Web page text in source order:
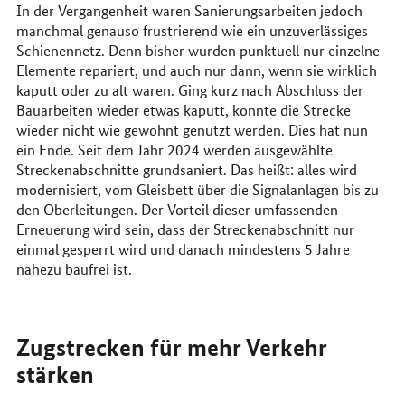
In der Vergangenheit waren Sanierungsarbeiten jedoch
manchmal genauso frustrierend wie ein unzuverlässiges
Schienennetz. Denn bisher wurden punktuell nur einzelne
Elemente repariert, und auch nur dann, wenn sie wirklich
kaputt oder zu alt waren. Ging kurz nach Abschluss der
Bauarbeiten wieder etwas kaputt, konnte die Strecke
wieder nicht wie gewohnt genutzt werden. Dies hat nun
ein Ende. Seit dem Jahr 2024 werden ausgewählte
Streckenabschnitte grundsaniert. Das heißt: alles wird
modernisiert, vom Gleisbett über die Signalanlagen bis zu
den Oberleitungen. Der Vorteil dieser umfassenden
Erneuerung wird sein, dass der Streckenabschnitt nur
einmal gesperrt wird und danach mindestens 5 Jahre
nahezu baufrei ist.
Zugstrecken für mehr Verkehr
stärken